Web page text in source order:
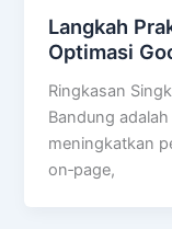
Langkah
Optimasi
Ringkasan
Bandung
meningkatkan
on‑page,